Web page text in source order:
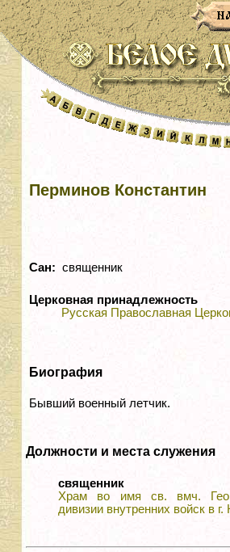
Перминов Константин
Сан: священник
Церковная принадлежность
Русская Православная
Биография
Бывший военный летчик.
Должности и места служения
священник
Храм во имя св. вмч.
дивизии внутренних войск в г.